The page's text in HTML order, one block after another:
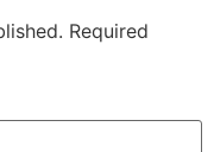
Required